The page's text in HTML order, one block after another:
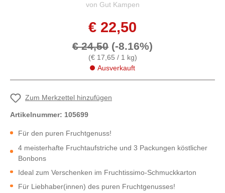
von Gut Kampen
€ 22,50
€ 24,50 (-8.16%)
(€ 17,65 / 1 kg)
Ausverkauft
Zum Merkzettel hinzufügen
Artikelnummer: 105699
Für den puren Fruchtgenuss!
4 meisterhafte Fruchtaufstriche und 3 Packungen köstlicher
Bonbons
Ideal zum Verschenken im Fruchtissimo-Schmuckkarton
Für Liebhaber(innen) des puren Fruchtgenusses!